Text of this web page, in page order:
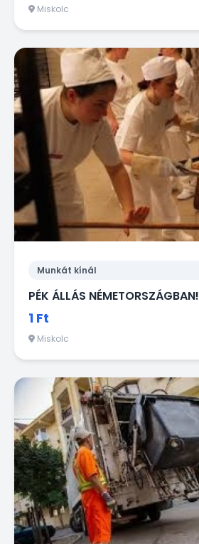
Miskolc
Munkát kínál
PÉK ÁLLÁS NÉMETORSZÁGBAN!
1 Ft
Miskolc